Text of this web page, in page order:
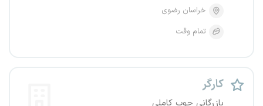
خراسان رضوی
تمام وقت
کارگر